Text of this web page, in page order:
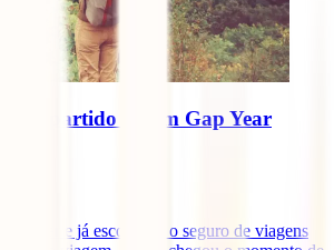
partido de um Gap Year
Year e já escolheste o seguro de viagens